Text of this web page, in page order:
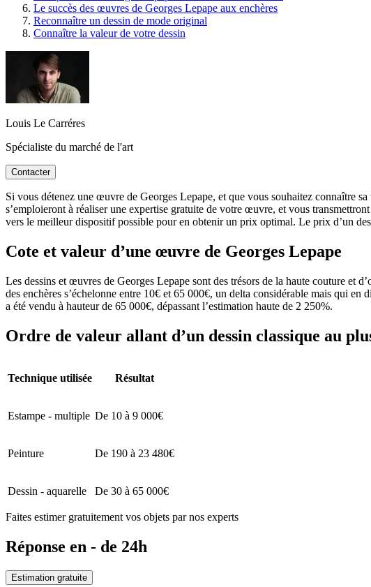
Le succès des œuvres de Georges Lepape aux enchères
Reconnaître un dessin de mode original
Connaître la valeur de votre dessin
Louis Le Carréres
Spécialiste du marché de l'art
Contacter
Si vous détenez une œuvre de Georges Lepape, et que vous souhaitez connaître
s’emploieront à réaliser une expertise gratuite de votre œuvre, et vous
vers le meilleur dispositif possible pour en obtenir un prix optimal. Le prix d’un
Cote et valeur d’une œuvre de Georges Lepape
Les dessins et œuvres de Georges Lepape sont des trésors de la haute couture et
des enchères s’échelonne entre 10€ et 65 000€, un delta considérable mais qui
a été vendu à hauteur de 65 000€, dépassant l’estimation haute de 2 250%.
Ordre de valeur allant d’un dessin classique au
Technique utilisée Résultat
Estampe - multiple De 10 à 9 000€
Peinture De 190 à 23 480€
Dessin - aquarelle De 30 à 65 000€
Faites estimer gratuitement vos objets par nos experts
Réponse en - de 24h
Estimation gratuite